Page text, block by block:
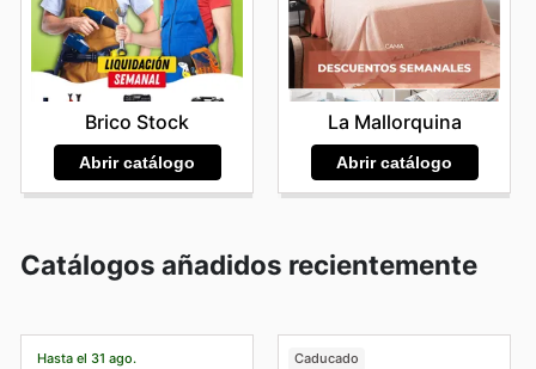
Brico Stock
Abrir catálogo
La Mallorquina
Abrir catálogo
Catálogos añadidos recientemente
Hasta el 31 ago. Caducado